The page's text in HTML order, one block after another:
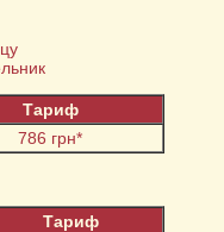
Тариф
786 грн*
Тариф